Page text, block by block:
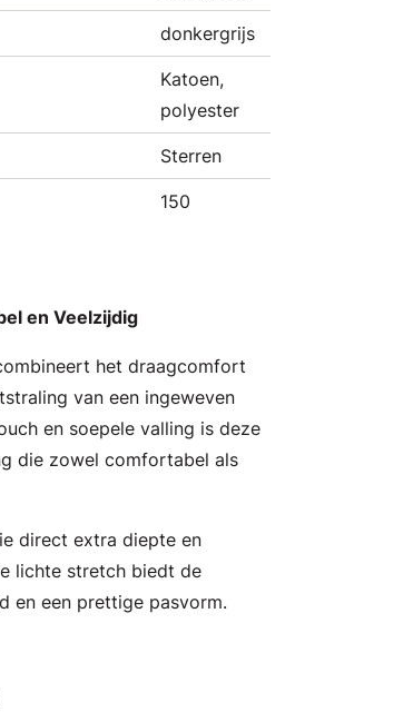
donkergrijs
Katoen,
polyester
Sterren
150
en Veelzijdig
het draagcomfort
van een ingeweven
en soepele valling is deze
die zowel comfortabel als
direct extra diepte en
lichte stretch biedt de
en een prettige pasvorm.